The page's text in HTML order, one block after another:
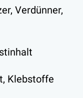
Verdünner,
Klebstoffe